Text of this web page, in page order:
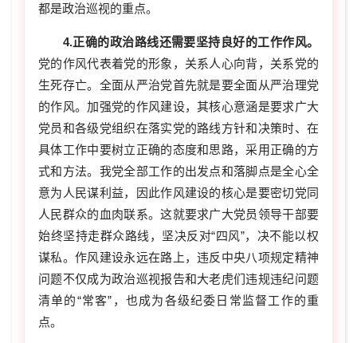
都是政治巡视的重点。
4.正确的政治路线还需要坚持良好的工作作风。
党的作风代表着党的形象，关系人心向背，关系党的
生死存亡。全面从严治党首先就是要全面从严治理党
的作风。加强党的作风建设，其核心意涵是要求广大
党员和各级党组织在落实党的路线方针和决策时、在
具体工作中要树立正确的态度和思路，采用正确的方
式和方法。我党全部工作的出发点和落脚点是全心全
意为人民谋利益，因此作风建设的核心是要密切党同
人民群众的血肉联系。这就要求广大党员领导干部要
始终坚持走群众路线，坚决反对“四风”，决不能以权
谋私。作风建设永远在路上，违反中央八项规定精神
问题不仅成为政治巡视报告和大老虎们违规违纪问题
清单的“常客”，也成为各级纪委日常监督工作的重
点。